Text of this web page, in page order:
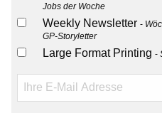
Jobs der Woche
Weekly Newsletter
GP-Storyletter
Large Format Printing